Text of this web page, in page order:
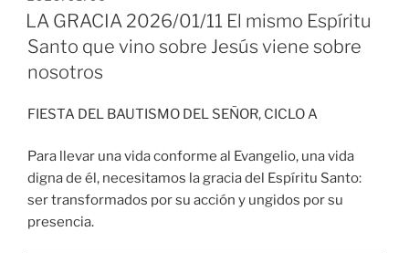
EL
LA GRACIA 2026/01/11 El mismo Espíritu
Santo que vino sobre Jesús viene sobre
nosotros
FIESTA DEL BAUTISMO DEL SEÑOR, CICLO A
Para llevar una vida conforme al Evangelio, una vida
digna de él, necesitamos la gracia del Espíritu Santo:
ser transformados por su acción y ungidos por su
presencia.